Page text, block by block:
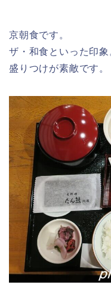
京朝食です。
ザ・和食といった印象
盛りつけが素敵です。